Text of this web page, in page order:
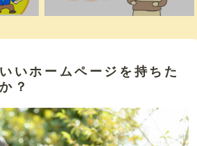
いホームページを持ちた
？